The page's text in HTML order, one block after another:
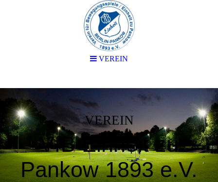
VEREIN
VfB Einheit zu
Pankow 1893 e.V.
VEREIN